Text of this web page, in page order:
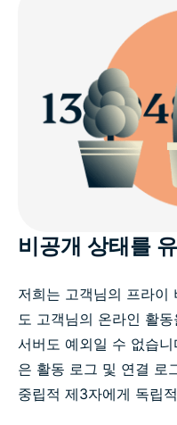
비공개 상태를
저희는 고객님의 프라이
도 고객님의 온라인 활
서버도 예외일 수 없습
은 활동 로그 및 연결 로
중립적 제3자에게 독립